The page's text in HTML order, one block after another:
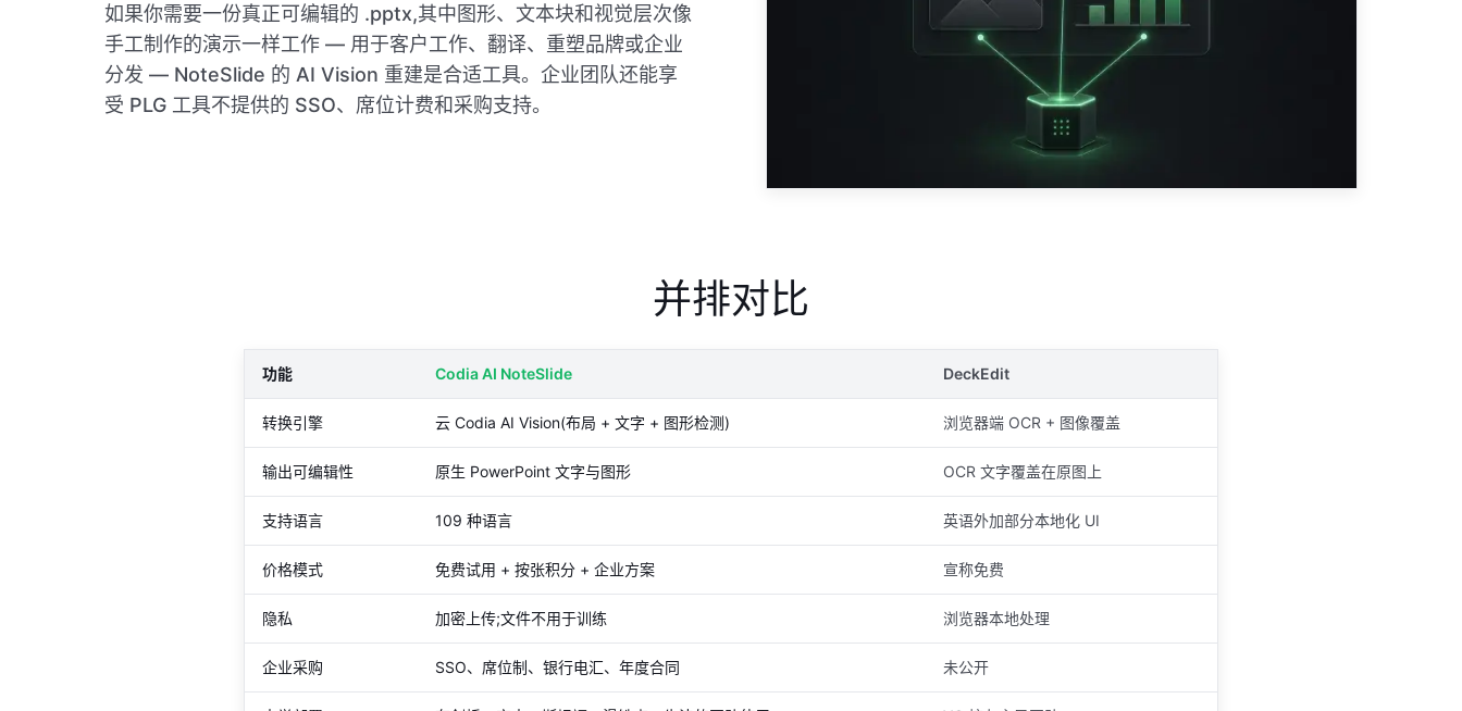
如果你需要一份真正可编辑的 .pptx,其中图形、文本块和视觉层次像
手工制作的演示一样工作 — 用于客户工作、翻译、重塑品牌或企业
分发 — NoteSlide 的 AI Vision 重建是合适工具。企业团队还能享
受 PLG 工具不提供的 SSO、席位计费和采购支持。
并排对比
功能 Codia AI NoteSlide DeckEdit
转换引擎 云 Codia AI Vision(布局 + 文字 + 图形检测) 浏览器端 OCR + 图像覆盖
输出可编辑性 原生 PowerPoint 文字与图形 OCR 文字覆盖在原图上
支持语言 109 种语言 英语外加部分本地化 UI
价格模式 免费试用 + 按张积分 + 企业方案 宣称免费
隐私 加密上传;文件不用于训练 浏览器本地处理
企业采购 SSO、席位制、银行电汇、年度合同 未公开